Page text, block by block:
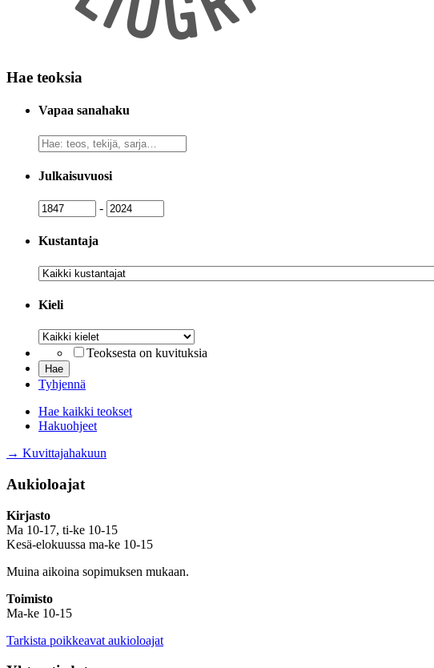
Hae teoksia
Vapaa sanahaku
Vapaa
sanahaku
Julkaisuvuosi
Julkaisuvuosi
- Julkaisuvuosi
Kustantaja
Kustantaja
Kieli
Kieli
Teoksesta on kuvituksia
Tyhjennä
Hae kaikki teokset
Hakuohjeet
→ Kuvittajahakuun
Aukioloajat
Kirjasto
Ma 10-17, ti-ke 10-15
Kesä-elokuussa ma-ke 10-15
Muina aikoina sopimuksen mukaan.
Toimisto
Ma-ke 10-15
Tarkista poikkeavat aukioloajat